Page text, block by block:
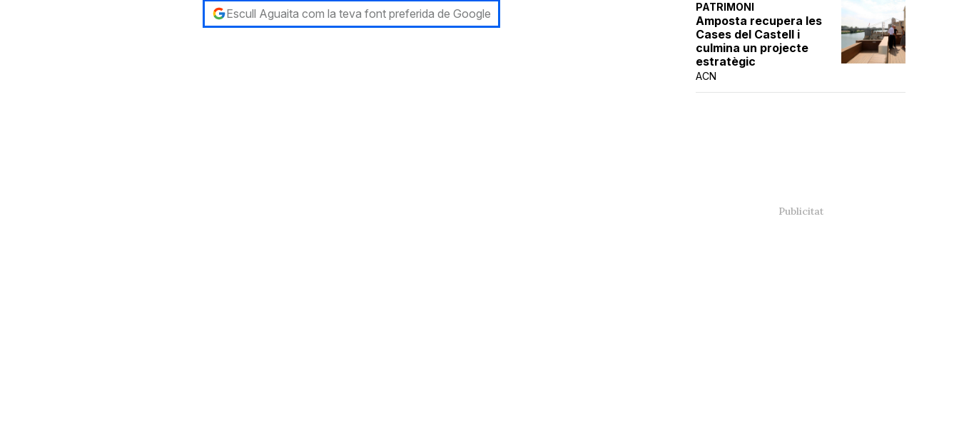
PATRIMONI
Amposta recupera les
Cases del Castell i
culmina un projecte
estratègic
ACN
Escull Aguaita com la teva font preferida de Google